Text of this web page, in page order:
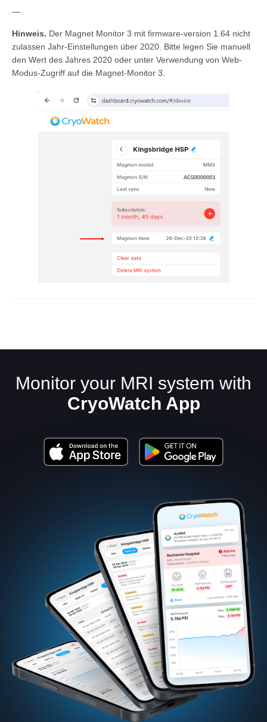
Deutsch
—
Hinweis. Der Magnet Monitor 3 mit firmware-version 1.64 nicht
zulassen Jahr-Einstellungen über 2020. Bitte legen Sie manuell
den Wert des Jahres 2020 oder unter Verwendung von Web-
Modus-Zugriff auf die Magnet-Monitor 3.
Monitor your MRI system with
CryoWatch App